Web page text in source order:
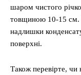
шаром чистого
товщиною 10-15 см.
надлишки
поверхні.
Також перевірте, чи